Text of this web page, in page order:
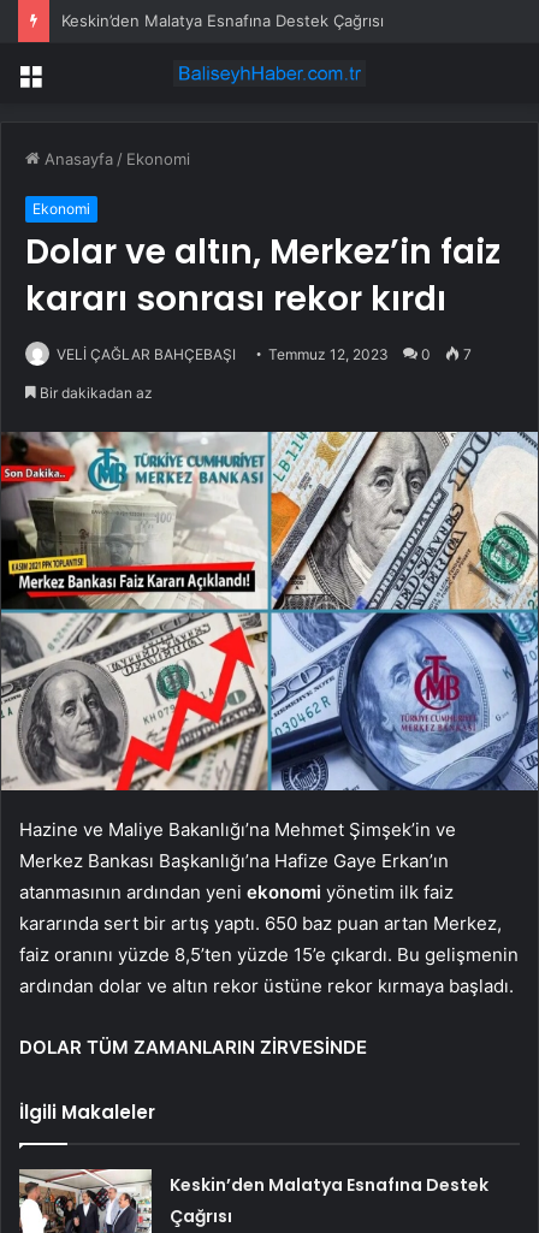
Keskin’den Malatya Esnafına Destek Çağrısı
Menü
Anasayfa / Ekonomi
Ekonomi
Dolar ve altın, Merkez’in faiz
kararı sonrası rekor kırdı
VELİ ÇAĞLAR BAHÇEBAŞI Temmuz 12, 2023 0 7
Bir dakikadan az
Hazine ve Maliye Bakanlığı’na Mehmet Şimşek’in ve
Merkez Bankası Başkanlığı’na Hafize Gaye Erkan’ın
atanmasının ardından yeni ekonomi yönetim ilk faiz
kararında sert bir artış yaptı. 650 baz puan artan Merkez,
faiz oranını yüzde 8,5’ten yüzde 15’e çıkardı. Bu gelişmenin
ardından dolar ve altın rekor üstüne rekor kırmaya başladı.
DOLAR TÜM ZAMANLARIN ZİRVESİNDE
İlgili Makaleler
Keskin’den Malatya Esnafına Destek
Çağrısı